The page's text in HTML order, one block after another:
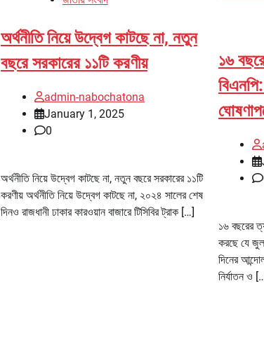
অর্থনীতি নিয়ে উদ্বেগ কাটছে না, নতুন
বছরে সরকারের ১১টি করণীয়
admin-nabochatona
January 1, 2025
0
অর্থনীতি নিয়ে উদ্বেগ কাটছে না, নতুন বছরে সরকারের ১১টি
করণীয় অর্থনীতি নিয়ে উদ্বেগ কাটছে না, ২০২৪ সালের শেষ
দিনও রাজধানী ঢাকার কারওয়ান বাজারে টিসিবির ট্রাক […]
১৬
১৬ বছরের
করছে যে
দিনের
নির্যাতন ও